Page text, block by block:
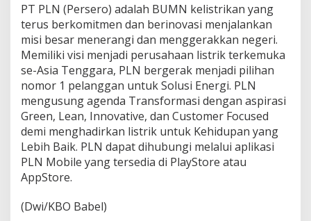
PT PLN (Persero) adalah BUMN kelistrikan yang
terus berkomitmen dan berinovasi menjalankan
misi besar menerangi dan menggerakkan negeri.
Memiliki visi menjadi perusahaan listrik terkemuka
se-Asia Tenggara, PLN bergerak menjadi pilihan
nomor 1 pelanggan untuk Solusi Energi. PLN
mengusung agenda Transformasi dengan aspirasi
Green, Lean, Innovative, dan Customer Focused
demi menghadirkan listrik untuk Kehidupan yang
Lebih Baik. PLN dapat dihubungi melalui aplikasi
PLN Mobile yang tersedia di PlayStore atau
AppStore.
(Dwi/KBO Babel)